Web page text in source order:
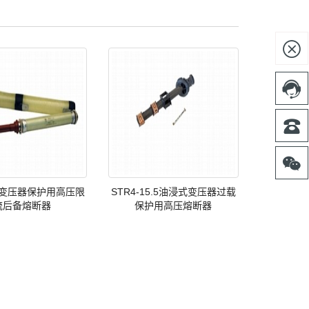
压器保护用高压限
后备熔断器
STR4-15.5油浸式变压器过载
保护用高压熔断器



